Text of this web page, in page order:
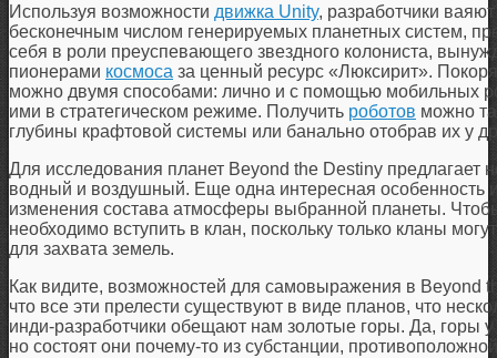
Используя возможности движка Unity, разработчики
бесконечным числом генерируемых планетных систем,
себя в роли преуспевающего звездного колониста,
пионерами космоса за ценный ресурс «Люксирит».
можно двумя способами: лично и с помощью мобильных
ими в стратегическом режиме. Получить роботов можно
глубины крафтовой системы или банально отобрав их у
Для исследования планет Beyond the Destiny предлагает
водный и воздушный. Еще одна интересная особенность
изменения состава атмосферы выбранной планеты.
необходимо вступить в клан, поскольку только кланы
для захвата земель.
Как видите, возможностей для самовыражения в Beyond
что все эти прелести существуют в виде планов, что
инди-разработчики обещают нам золотые горы. Да, горы
но состоят они почему-то из субстанции,